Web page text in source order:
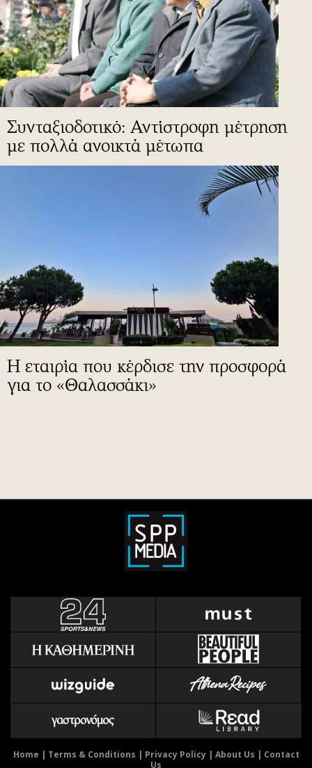
Συνταξιοδοτικό: Αντίστροφη μέτρηση
με πολλά ανοικτά μέτωπα
Η εταιρία που κέρδισε την προσφορά
για το «Θαλασσάκι»
Home | Terms & Conditions | Privacy Policy| About Us | Contact
Us